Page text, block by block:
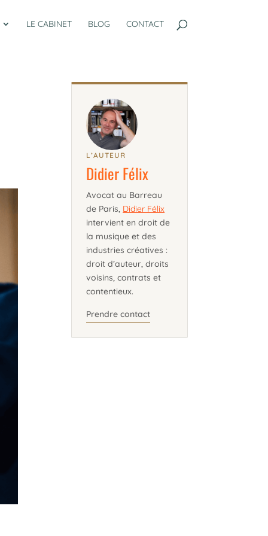
LE CABINET BLOG CONTACT
L’AUTEUR
Didier Félix
Avocat au Barreau
de Paris, Didier Félix
intervient en droit de
la musique et des
industries créatives :
droit d’auteur, droits
voisins, contrats et
contentieux.
Prendre contact